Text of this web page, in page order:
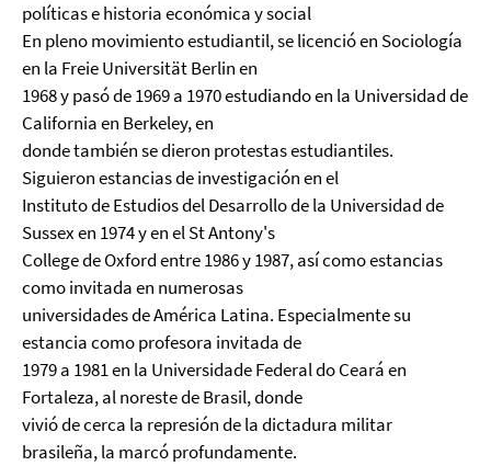
políticas e historia económica y social
En pleno movimiento estudiantil, se licenció en Sociología
en la Freie Universität Berlin en
1968 y pasó de 1969 a 1970 estudiando en la Universidad de
California en Berkeley, en
donde también se dieron protestas estudiantiles.
Siguieron estancias de investigación en el
Instituto de Estudios del Desarrollo de la Universidad de
Sussex en 1974 y en el St Antony's
College de Oxford entre 1986 y 1987, así como estancias
como invitada en numerosas
universidades de América Latina. Especialmente su
estancia como profesora invitada de
1979 a 1981 en la Universidade Federal do Ceará en
Fortaleza, al noreste de Brasil, donde
vivió de cerca la represión de la dictadura militar
brasileña, la marcó profundamente.